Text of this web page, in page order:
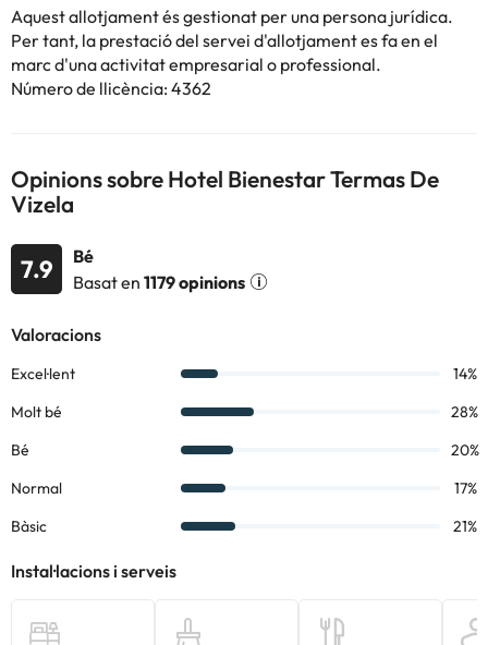
disposen de bany privat amb assecador i dutxa o banyera.
Guimarães es troba a menys de 12km amb cotxe del Benestar
Termes de Vizela i l'aeroport internacional de Porto, a 51 km.
l'allotjament. Si tens dubtes, contacta'ns.
Aquest allotjament és gestionat per una persona jurídica.
Per tant, la prestació del servei d'allotjament es fa en el
marc d'una activitat empresarial o professional.
Número de llicència: 4362
Opinions sobre Hotel Bienestar Termas De
Vizela
7.9
Bé
Basat en 1179 opinions